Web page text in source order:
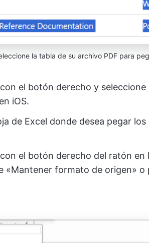
la tabla de su archivo PDF para
el botón derecho y
iOS.
de Excel donde desea pegar
el botón derecho del ratón en
«Mantener formato de origen»